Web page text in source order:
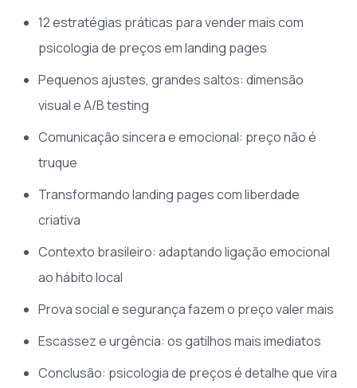
12 estratégias práticas para vender mais com
psicologia de preços em landing pages
Pequenos ajustes, grandes saltos: dimensão
visual e A/B testing
Comunicação sincera e emocional: preço não é
truque
Transformando landing pages com liberdade
criativa
Contexto brasileiro: adaptando ligação emocional
ao hábito local
Prova social e segurança fazem o preço valer mais
Escassez e urgência: os gatilhos mais imediatos
Conclusão: psicologia de preços é detalhe que vira